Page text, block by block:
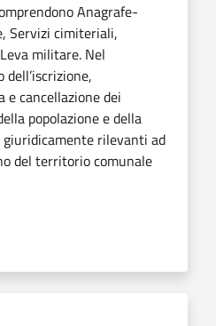
Anagrafe-
Servizi cimiteriali,
militare. Nel
dell’iscrizione,
e cancellazione dei
popolazione e della
rilevanti ad
del territorio comunale